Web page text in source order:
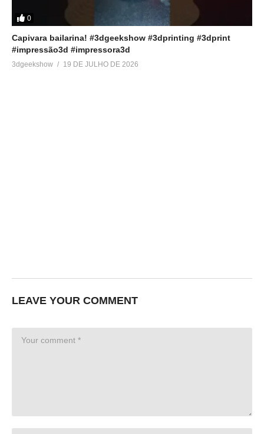
0
Capivara bailarina! #3dgeekshow #3dprinting #3dprint
#impressão3d #impressora3d
3dgeekshow 19 DE JULHO DE 2026
LEAVE YOUR COMMENT